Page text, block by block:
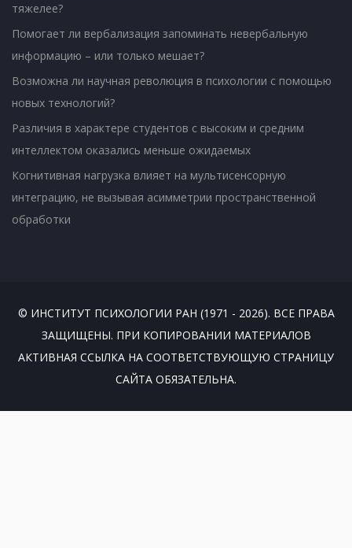
тяжелее?
Помогает ли вербализация запоминать невербальную
информацию – или только мешает?
Возможна ли научная революция в психологии с помощью
новых технологий?
Различия в характере студентов с высоким и средним
интеллектом оказались меньше ожидаемых
Когнитивная нагрузка влияет на мультисенсорную
интеграцию, не вызывая асимметрии пространственной
обработки
© ИНСТИТУТ ПСИХОЛОГИИ РАН (1971 - 2026). ВСЕ ПРАВА
ЗАЩИЩЕНЫ. ПРИ КОПИРОВАНИИ МАТЕРИАЛОВ
АКТИВНАЯ ССЫЛКА НА СООТВЕТСТВУЮЩУЮ СТРАНИЦУ
САЙТА ОБЯЗАТЕЛЬНА.